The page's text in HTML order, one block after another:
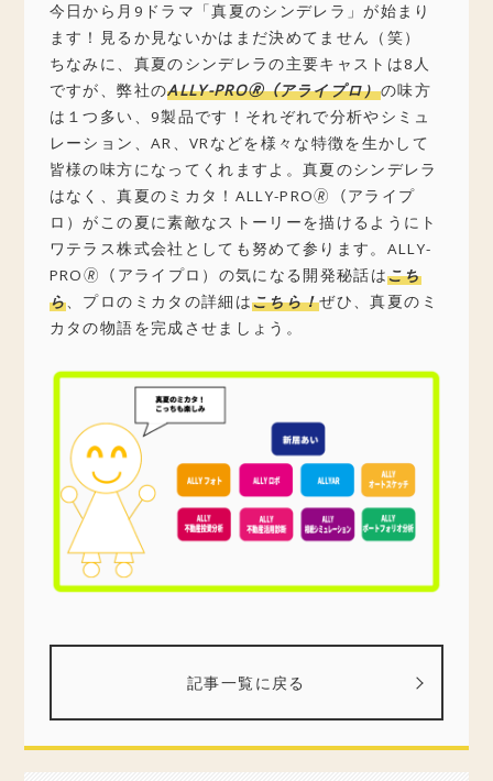
今日から月9ドラマ「真夏のシンデレラ」が始まり
ます！見るか見ないかはまだ決めてません（笑）
ちなみに、真夏のシンデレラの主要キャストは8人
ですが、弊社のALLY-PRO🄬（アライプロ）の味方
は１つ多い、9製品です！それぞれで分析やシミュ
レーション、AR、VRなどを様々な特徴を生かして
皆様の味方になってくれますよ。真夏のシンデレラ
はなく、真夏のミカタ！ALLY-PRO🄬（アライプ
ロ）がこの夏に素敵なストーリーを描けるようにト
ワテラス株式会社としても努めて参ります。ALLY-
PRO🄬（アライプロ）の気になる開発秘話はこち
ら、プロのミカタの詳細はこちら！ぜひ、真夏のミ
カタの物語を完成させましょう。
記事一覧に戻る